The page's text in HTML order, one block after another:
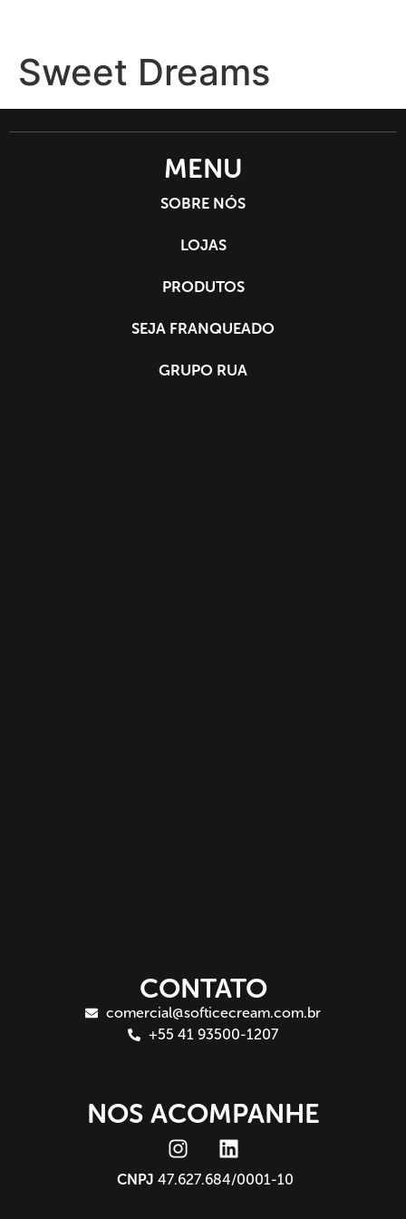
Sweet Dreams
MENU
SOBRE NÓS
LOJAS
PRODUTOS
SEJA FRANQUEADO
GRUPO RUA
CONTATO
comercial@softicecream.com.br
+55 41 93500-1207
NOS ACOMPANHE
CNPJ 47.627.684/0001-10